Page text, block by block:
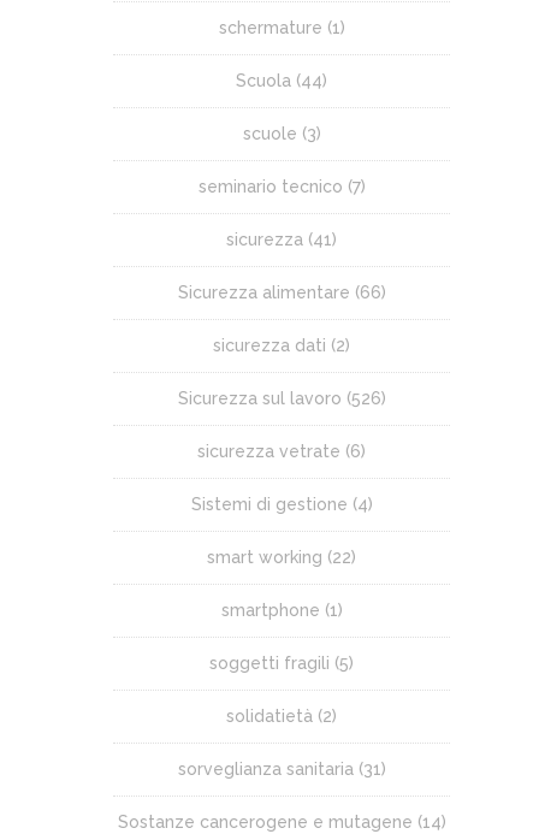
schermature (1)
Scuola (44)
scuole (3)
seminario tecnico (7)
sicurezza (41)
Sicurezza alimentare (66)
sicurezza dati (2)
Sicurezza sul lavoro (526)
sicurezza vetrate (6)
Sistemi di gestione (4)
smart working (22)
smartphone (1)
soggetti fragili (5)
solidatietà (2)
sorveglianza sanitaria (31)
Sostanze cancerogene e mutagene (14)